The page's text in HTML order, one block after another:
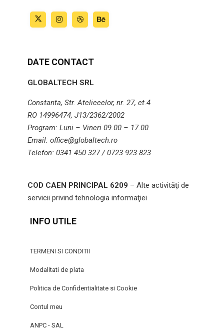
DATE CONTACT
GLOBALTECH SRL
Constanta, Str. Atelieeelor, nr. 27, et.4
RO 14996474, J13/2362/2002
Program: Luni – Vineri 09.00 – 17.00
Email: office@globaltech.ro
Telefon: 0341 450 327 / 0723 923 823
COD CAEN PRINCIPAL 6209 – Alte activităţi de
servicii privind tehnologia informaţiei
INFO UTILE
TERMENI SI CONDITII
Modalitati de plata
Politica de Confidentialitate si Cookie
Contul meu
ANPC - SAL